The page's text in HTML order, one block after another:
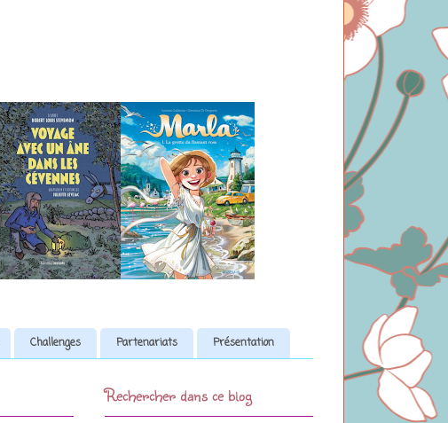
Challenges Partenariats Présentation
Rechercher dans ce blog